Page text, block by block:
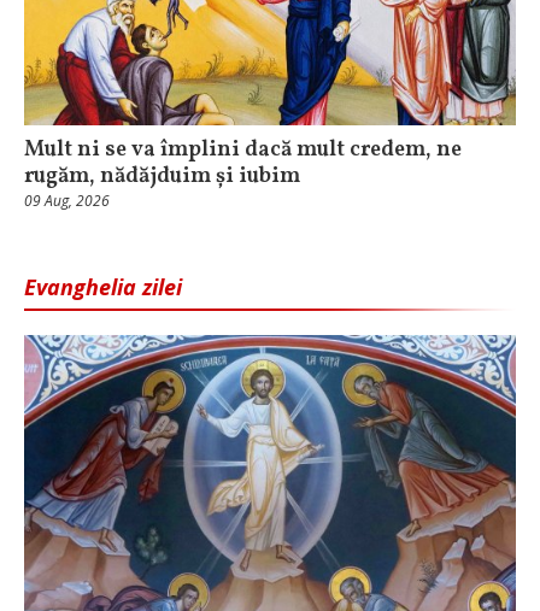
Mult ni se va împlini dacă mult credem, ne
rugăm, nădăjduim și iubim
09 Aug, 2026
Evanghelia zilei